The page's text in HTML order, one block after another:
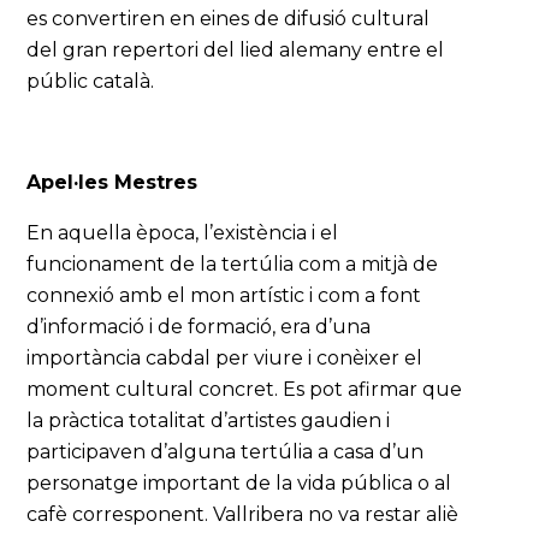
es convertiren en eines de difusió cultural
del gran repertori del lied alemany entre el
públic català.
Apel·les Mestres
En aquella època, l’existència i el
funcionament de la tertúlia com a mitjà de
connexió amb el mon artístic i com a font
d’informació i de formació, era d’una
importància cabdal per viure i conèixer el
moment cultural concret. Es pot afirmar que
la pràctica totalitat d’artistes gaudien i
participaven d’alguna tertúlia a casa d’un
personatge important de la vida pública o al
cafè corresponent. Vallribera no va restar aliè